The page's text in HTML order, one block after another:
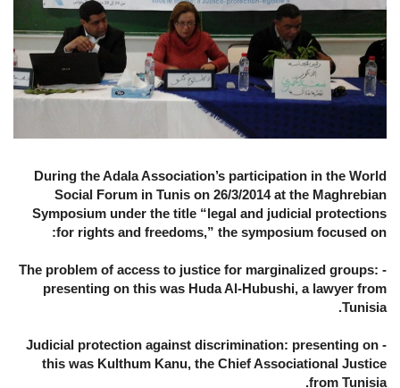
During the Adala Association’s participation in the World
Social Forum in Tunis on 26/3/2014 at the Maghrebian
Symposium under the title “legal and judicial protections
for rights and freedoms,” the symposium focused on:
- The problem of access to justice for marginalized groups:
presenting on this was Huda Al-Hubushi, a lawyer from
Tunisia.
- Judicial protection against discrimination: presenting on
this was Kulthum Kanu, the Chief Associational Justice
from Tunisia.